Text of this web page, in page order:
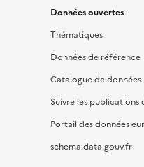
Données ouvertes
Thématiques
Données de référence
Catalogue de données
Suivre les publications
Portail des données
schema.data.gouv.fr